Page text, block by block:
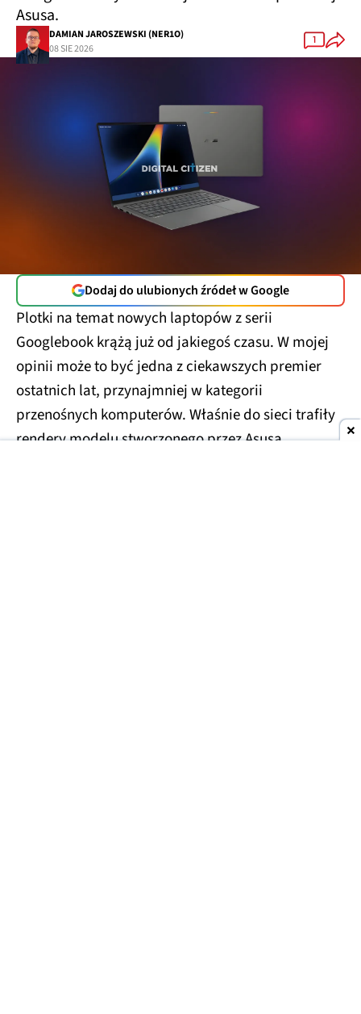
Asusa.
DAMIAN JAROSZEWSKI (NER1O)
08 SIE 2026
1
Dodaj do ulubionych źródeł w Google
Plotki na temat nowych laptopów z serii
Googlebook krążą już od jakiegoś czasu. W mojej
opinii może to być jedna z ciekawszych premier
ostatnich lat, przynajmniej w kategorii
przenośnych komputerów. Właśnie do sieci trafiły
rendery modelu stworzonego przez Asusa.